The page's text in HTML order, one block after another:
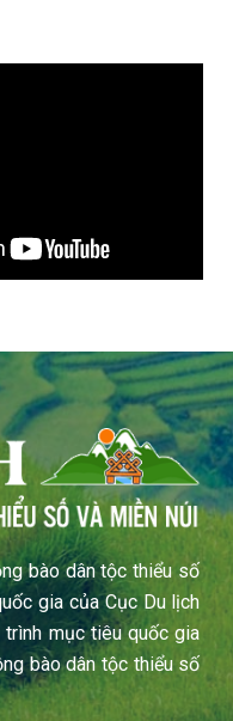
bào dân tộc thiểu số
gia của Cục Du lịch
trình mục tiêu quốc gia
bào dân tộc thiểu số